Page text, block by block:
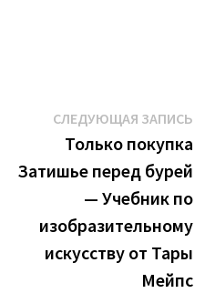
СЛЕДУЮЩАЯ ЗАПИСЬ
Только покупка
Затишье перед бурей
— Учебник по
изобразительному
искусству от Тары
Мейпс